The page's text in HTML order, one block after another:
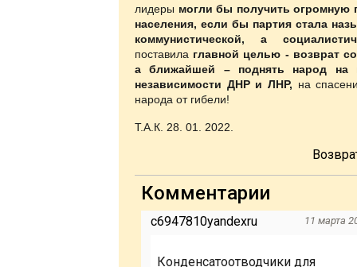
лидеры могли бы получить огромную
населения, если бы партия стала
коммунистической, а
поставила главной целью - возврат
а ближайшей – поднять народ на
независимости ДНР и ЛНР, на
народа от гибели!
Т.А.К. 28. 01. 2022.
Комментарии
c6947810yandexru 11 марта
Конденсатоотводчики для